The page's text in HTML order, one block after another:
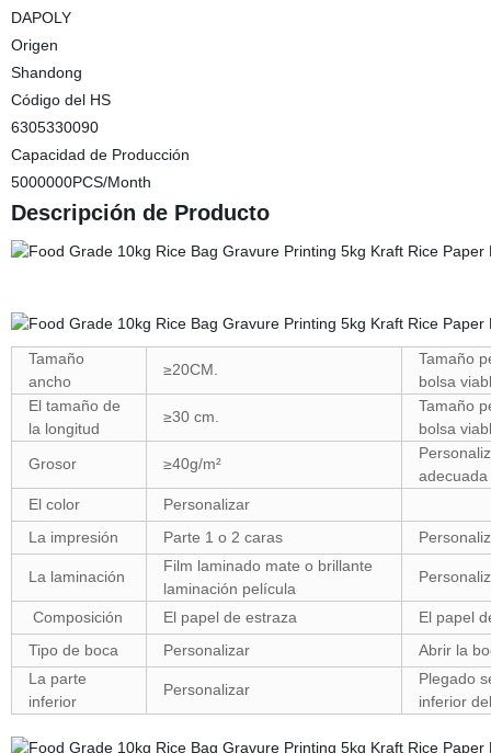
DAPOLY
Origen
Shandong
Código del HS
6305330090
Capacidad de Producción
5000000PCS/Month
Descripción de Producto
Tamaño
ancho
≥20CM.
Tamaño
bolsa
El tamaño de
la longitud
≥30 cm.
Tamaño
bolsa
Grosor
≥40g/m²
El color
Personalizar
La impresión
Parte 1 o 2 caras
La laminación
Film laminado mate o brillante
laminación película
Composición El papel de estraza
El papel
Tipo de boca
Personalizar
Abrir la
La parte
inferior
Personalizar
Plegado
inferior